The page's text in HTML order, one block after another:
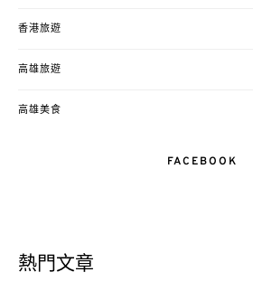
香港旅遊
高雄旅遊
高雄美食
FACEBOOK
熱門文章